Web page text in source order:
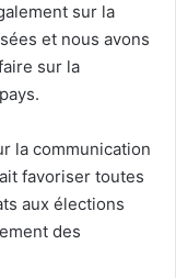
sur la
et nous avons
sur la
la communication
favoriser toutes
aux élections
des